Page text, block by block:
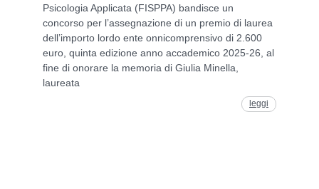
Psicologia Applicata (FISPPA) bandisce un
concorso per l’assegnazione di un premio di laurea
dell’importo lordo ente onnicomprensivo di 2.600
euro, quinta edizione anno accademico 2025-26, al
fine di onorare la memoria di Giulia Minella,
laureata
leggi